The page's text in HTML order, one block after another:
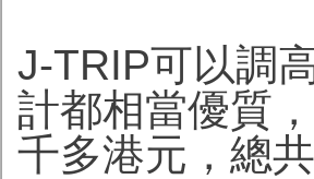
J-TRIP可以調
計都相當優質
千多港元，總